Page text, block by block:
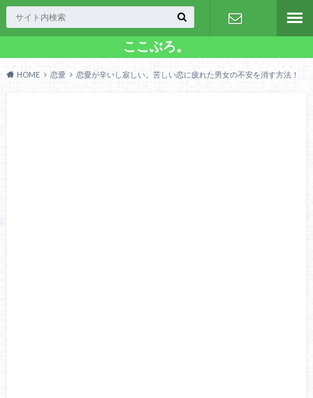
ここぶろ。
HOME 恋愛 恋愛が辛いし寂しい。苦しい恋に疲れた男女の不安を消す方法！